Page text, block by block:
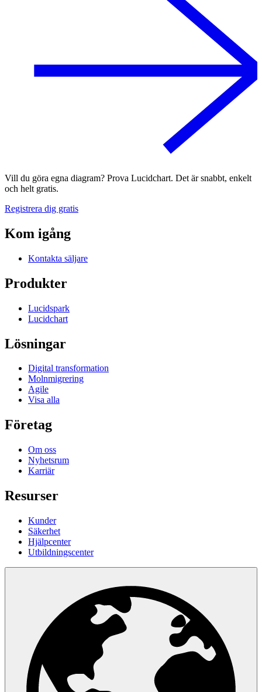
Vill du göra egna diagram? Prova Lucidchart. Det är snabbt, enkelt
och helt gratis.
Registrera dig gratis
Kom igång
Kontakta säljare
Produkter
Lucidspark
Lucidchart
Lösningar
Digital transformation
Molnmigrering
Agile
Visa alla
Företag
Om oss
Nyhetsrum
Karriär
Resurser
Kunder
Säkerhet
Hjälpcenter
Utbildningscenter